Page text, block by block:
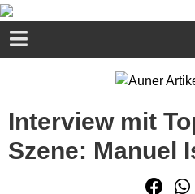
Interview mit
Szene: Manuel